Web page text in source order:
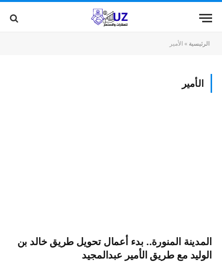
الرئيسية » الأمير
الأمير
المدينة المنورة.. بدء أعمال تحويل طريق خالد بن
الوليد مع طريق الأمير عبدالمجيد